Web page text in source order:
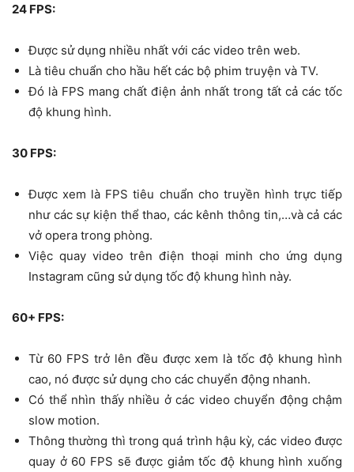
24 FPS:
Được sử dụng nhiều nhất với các video trên web.
Là tiêu chuẩn cho hầu hết các bộ phim truyện và TV.
Đó là FPS mang chất điện ảnh nhất trong tất cả các tốc
độ khung hình.
30 FPS:
Được xem là FPS tiêu chuẩn cho truyền hình trực tiếp
như các sự kiện thể thao, các kênh thông tin,…và cả các
vở opera trong phòng.
Việc quay video trên điện thoại minh cho ứng dụng
Instagram cũng sử dụng tốc độ khung hình này.
60+ FPS:
Từ 60 FPS trở lên đều được xem là tốc độ khung hình
cao, nó được sử dụng cho các chuyển động nhanh.
Có thể nhìn thấy nhiều ở các video chuyển động chậm
slow motion.
Thông thường thì trong quá trình hậu kỳ, các video được
quay ở 60 FPS sẽ được giảm tốc độ khung hình xuống